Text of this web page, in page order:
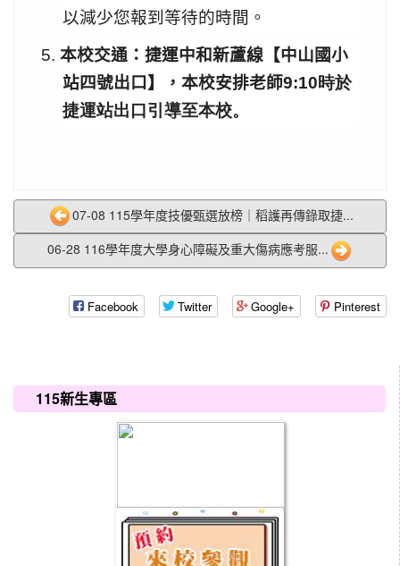
以減少您報到等待的時間。
5. 本校交通：捷運中和新蘆線【中山國小
站四號出口】，本校安排老師9:10時於
捷運站出口引導至本校。
07-08 115學年度技優甄選放榜｜稻護再傳錄取捷...
06-28 116學年度大學身心障礙及重大傷病應考服...
Facebook Twitter Google+ Pinterest
115新生專區